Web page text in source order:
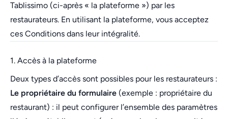
Tablissimo (ci-après « la plateforme ») par les
restaurateurs. En utilisant la plateforme, vous acceptez
ces Conditions dans leur intégralité.
1. Accès à la plateforme
Deux types d’accès sont possibles pour les restaurateurs :
Le propriétaire du formulaire (exemple : propriétaire du
restaurant) : il peut configurer l’ensemble des paramètres